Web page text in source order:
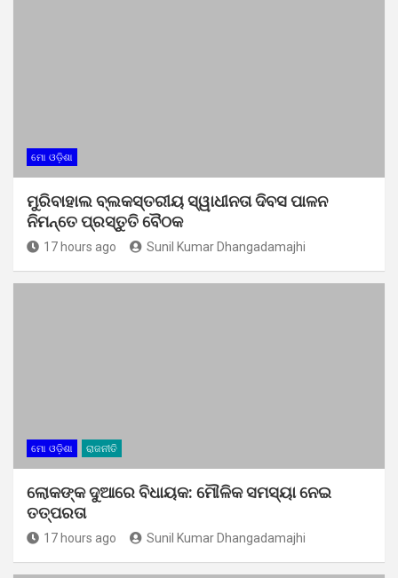
ମୋ ଓଡ଼ିଶା
ମୁରିବାହାଲ ବ୍ଲକସ୍ତରୀୟ ସ୍ୱାଧୀନତା ଦିବସ ପାଳନ
ନିମନ୍ତେ ପ୍ରସ୍ତୁତି ବୈଠକ
17 hours ago Sunil Kumar Dhangadamajhi
ମୋ ଓଡ଼ିଶା ରାଜନୀତି
ଲୋକଙ୍କ ଦୁଆରେ ବିଧାୟକ: ମୌଳିକ ସମସ୍ୟା ନେଇ
ତତ୍ପରତା
17 hours ago Sunil Kumar Dhangadamajhi